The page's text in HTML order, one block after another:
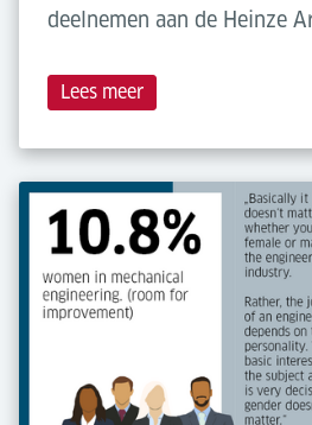
deelnemen aan de Heinze
Lees meer